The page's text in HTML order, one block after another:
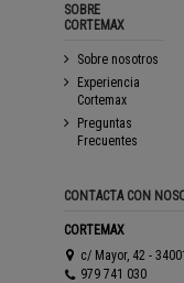
SOBRE
CORTEMAX
Sobre nosotros
Experiencia
Cortemax
Preguntas
Frecuentes
CONTACTA CON
CORTEMAX
c/ Mayor, 42 -
979 741 030